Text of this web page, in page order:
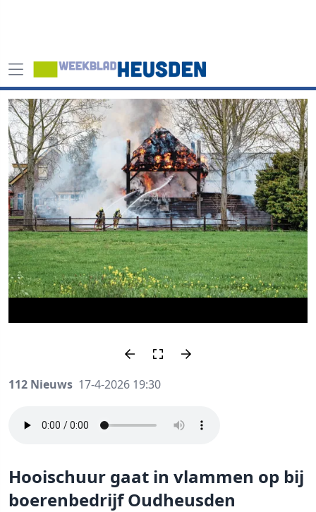
112 Nieuws 17-4-2026 19:30
Hooischuur gaat in vlammen op bij
boerenbedrijf Oudheusden